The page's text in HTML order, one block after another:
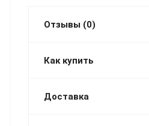
Отзывы (0)
Как купить
Доставка